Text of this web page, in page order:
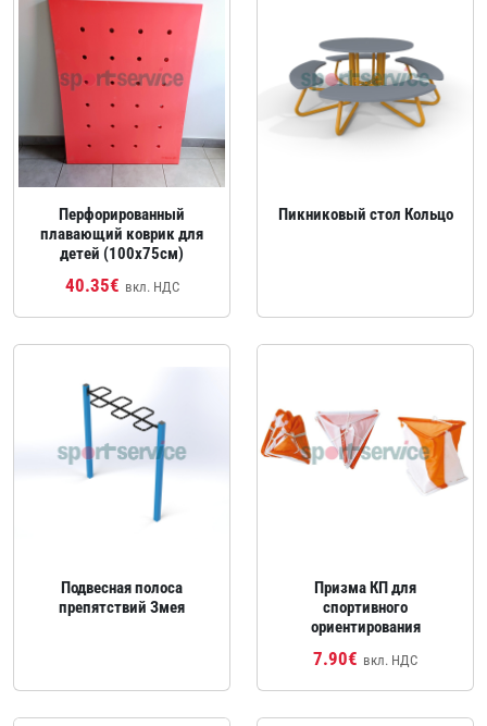
Перфорированный
плавающий коврик для
детей (100x75см)
40.35€ вкл. НДС
Пикниковый стол Кольцо
Подвесная полоса
препятствий Змея
Призма КП для
спортивного
ориентирования
7.90€ вкл. НДС